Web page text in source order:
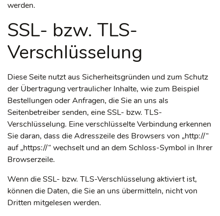
werden.
SSL- bzw. TLS-
Verschlüsselung
Diese Seite nutzt aus Sicherheitsgründen und zum Schutz
der Übertragung vertraulicher Inhalte, wie zum Beispiel
Bestellungen oder Anfragen, die Sie an uns als
Seitenbetreiber senden, eine SSL- bzw. TLS-
Verschlüsselung. Eine verschlüsselte Verbindung erkennen
Sie daran, dass die Adresszeile des Browsers von „http://“
auf „https://“ wechselt und an dem Schloss-Symbol in Ihrer
Browserzeile.
Wenn die SSL- bzw. TLS-Verschlüsselung aktiviert ist,
können die Daten, die Sie an uns übermitteln, nicht von
Dritten mitgelesen werden.